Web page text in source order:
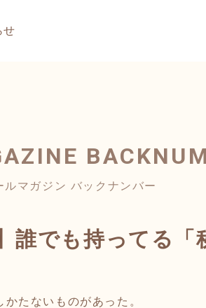
せ
ルマガジン バックナンバー
誰でも持ってる「
たないものがあった。